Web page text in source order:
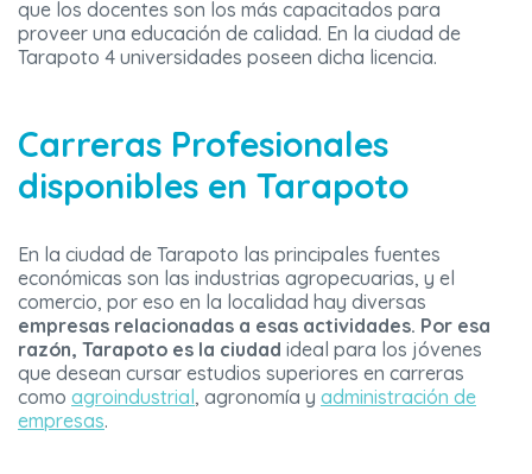
que los docentes son los más capacitados para
proveer una educación de calidad. En la ciudad de
Tarapoto 4 universidades poseen dicha licencia.
Carreras Profesionales
disponibles en Tarapoto
En la ciudad de Tarapoto las principales fuentes
económicas son las industrias agropecuarias, y el
comercio, por eso en la localidad hay diversas
empresas relacionadas a esas actividades. Por esa
razón, Tarapoto es la ciudad ideal para los jóvenes
que desean cursar estudios superiores en carreras
como agroindustrial, agronomía y administración de
empresas.